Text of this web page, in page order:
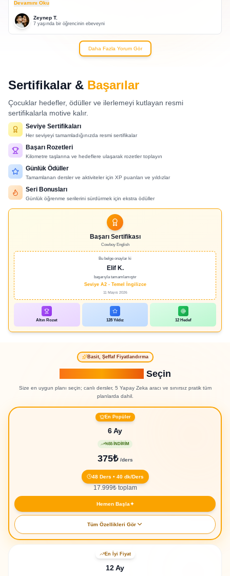
Devamını Oku
Zeynep T.
7 yaşında bir öğrencinin ebeveyni
Daha Fazla Yorum Gör
Sertifikalar & Başarılar
Çocuklar hedefler, ödüller ve ilerlemeyi kutlayan resmi
sertifikalarla motive kalır.
Seviye Sertifikaları
Her seviyeyi tamamladığınızda resmi sertifikalar
Başarı Rozetleri
Kilometre taşlarına ve hedeflere ulaşarak rozetler toplayın
Günlük Ödüller
Tamamlanan dersler ve aktiviteler için XP puanları ve yıldızlar
Seri Bonusları
Günlük öğrenme serilerini sürdürmek için ekstra ödüller
Başarı Sertifikası
Cowboy English
Bu belge onaylar ki
Elif K.
başarıyla tamamlamıştır
Seviye A2 - Temel İngilizce
11 Mayıs 2026
Altın Rozet 128 Yıldız 12 Hedef
Basit, Şeffaf Fiyatlandırma
Seçin
Size en uygun planı seçin; canlı dersler, 5 Yapay Zeka aracı ve sınırsız pratik tüm
planlarda dahil.
En Popüler
6 Ay
%55 İNDİRİM
375₺ /ders
48 Ders • 40 dk/Ders
17.999₺ toplam
Hemen Başla✦
Tüm Özellikleri Gör
48 özel 1-1 ders
En İyi Fiyat
12 Ay